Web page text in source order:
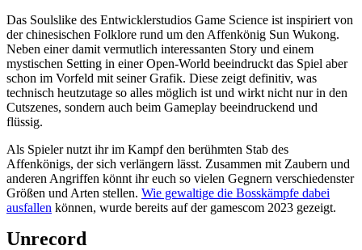
Das Soulslike des Entwicklerstudios Game Science ist inspiriert von
der chinesischen Folklore rund um den Affenkönig Sun Wukong.
Neben einer damit vermutlich interessanten Story und einem
mystischen Setting in einer Open-World beeindruckt das Spiel aber
schon im Vorfeld mit seiner Grafik. Diese zeigt definitiv, was
technisch heutzutage so alles möglich ist und wirkt nicht nur in den
Cutszenes, sondern auch beim Gameplay beeindruckend und
flüssig.
Als Spieler nutzt ihr im Kampf den berühmten Stab des
Affenkönigs, der sich verlängern lässt. Zusammen mit Zaubern und
anderen Angriffen könnt ihr euch so vielen Gegnern verschiedenster
Größen und Arten stellen. Wie gewaltige die Bosskämpfe dabei
ausfallen können, wurde bereits auf der gamescom 2023 gezeigt.
Unrecord